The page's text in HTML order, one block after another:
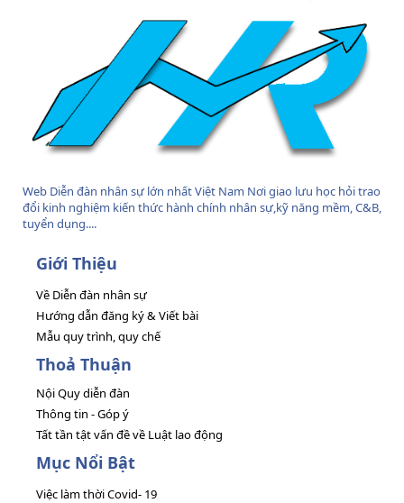
Web Diễn đàn nhân sự lớn nhất Việt Nam Nơi giao lưu học hỏi trao
đổi kinh nghiệm kiến thức hành chính nhân sự,kỹ năng mềm, C&B,
tuyển dụng....
Giới Thiệu
Về Diễn đàn nhân sự
Hướng dẫn đăng ký & Viết bài
Mẫu quy trình, quy chế
Thoả Thuận
Nội Quy diễn đàn
Thông tin - Góp ý
Tất tần tật vấn đề về Luật lao động
Mục Nổi Bật
Việc làm thời Covid- 19